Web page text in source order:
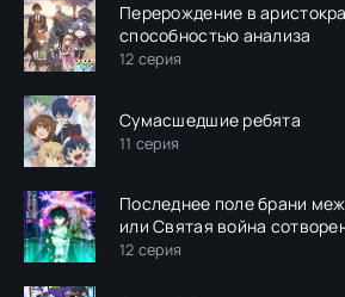
Перерождение в
способностью анализа
12 серия
Сумасшедшие ребята
11 серия
Последнее поле брани
или Святая война
12 серия